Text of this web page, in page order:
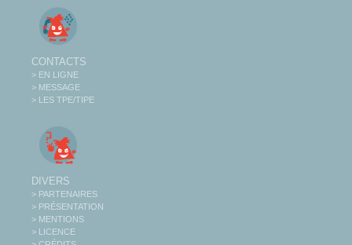
CONTACTS
> EN LIGNE
> MESSAGE
> LES TPE/TIPE
DIVERS
> PARTENAIRES
> PRÉSENTATION
> MENTIONS
> LICENCE